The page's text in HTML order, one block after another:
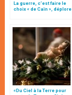
La guerre, c’est faire le
choix « de Caïn », déplore
«Du Ciel à la Terre pour